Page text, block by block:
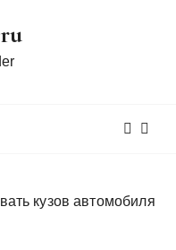
кузов автомобиля